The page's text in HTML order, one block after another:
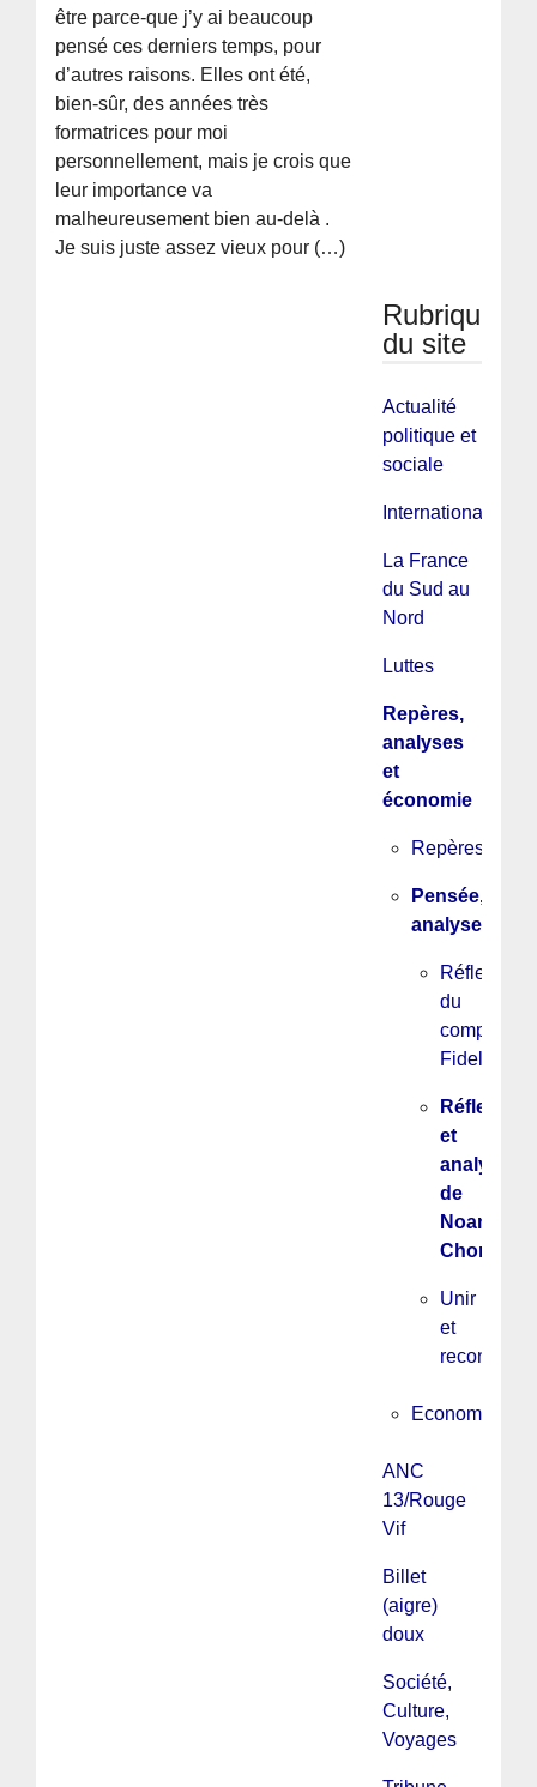
être parce-que j’y ai beaucoup
pensé ces derniers temps, pour
d’autres raisons. Elles ont été,
bien-sûr, des années très
formatrices pour moi
personnellement, mais je crois que
leur importance va
malheureusement bien au-delà .
Je suis juste assez vieux pour (…)
Rubriques
du site
Actualité
politique et
sociale
International
La France
du Sud au
Nord
Luttes
Repères,
analyses
et
économie
Repères
Pensée,
analyse
Réflexions
du
companero
Fidel
Réflexions
et
analyses
de
Noam
Chomsky
Unir
et
Economie
ANC
13/Rouge
Vif
Billet
(aigre)
doux
Société,
Culture,
Voyages